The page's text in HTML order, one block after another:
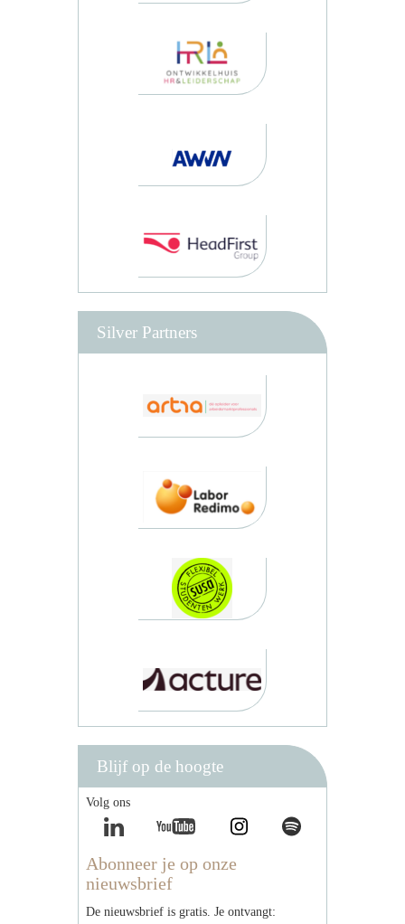
Silver Partners
Blijf op de hoogte
Volg ons
Abonneer je op onze
nieuwsbrief
De nieuwsbrief is gratis. Je ontvangt: